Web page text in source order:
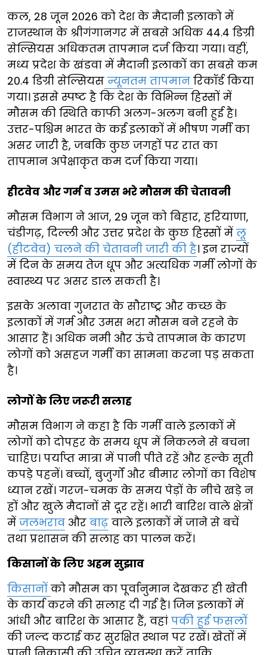
कल, 28 जून 2026 को देश के मैदानी इलाको में
राजस्थान के श्रीगंगानगर में सबसे अधिक 44.4 डिग्री
सेल्सियस अधिकतम तापमान दर्ज किया गया। वहीं,
मध्य प्रदेश के खंडवा में मैदानी इलाकों का सबसे कम
20.4 डिग्री सेल्सियस न्यूनतम तापमान रिकॉर्ड किया
गया। इससे स्पष्ट है कि देश के विभिन्न हिस्सों में
मौसम की स्थिति काफी अलग-अलग बनी हुई है।
उत्तर-पश्चिम भारत के कई इलाकों में भीषण गर्मी का
असर जारी है, जबकि कुछ जगहों पर रात का
तापमान अपेक्षाकृत कम दर्ज किया गया।
हीटवेव और गर्म व उमस भरे मौसम की चेतावनी
मौसम विभाग ने आज, 29 जून को बिहार, हरियाणा,
चंडीगढ़, दिल्ली और उत्तर प्रदेश के कुछ हिस्सों में लू
(हीटवेव) चलने की चेतावनी जारी की है। इन राज्यों
में दिन के समय तेज धूप और अत्यधिक गर्मी लोगों के
स्वास्थ्य पर असर डाल सकती है।
इसके अलावा गुजरात के सौराष्ट्र और कच्छ के
इलाकों में गर्म और उमस भरा मौसम बने रहने के
आसार हैं। अधिक नमी और ऊंचे तापमान के कारण
लोगों को असहज गर्मी का सामना करना पड़ सकता
है।
लोगों के लिए जरूरी सलाह
मौसम विभाग ने कहा है कि गर्मी वाले इलाकों में
लोगों को दोपहर के समय धूप में निकलने से बचना
चाहिए। पर्याप्त मात्रा में पानी पीते रहें और हल्के सूती
कपड़े पहनें। बच्चों, बुजुर्गों और बीमार लोगों का विशेष
ध्यान रखें। गरज-चमक के समय पेड़ों के नीचे खड़े न
हों और खुले मैदानों से दूर रहें। भारी बारिश वाले क्षेत्रों
में जलभराव और बाढ़ वाले इलाकों में जाने से बचें
तथा प्रशासन की सलाह का पालन करें।
किसानों के लिए अहम सुझाव
किसानों को मौसम का पूर्वानुमान देखकर ही खेती
के कार्य करने की सलाह दी गई है। जिन इलाकों में
आंधी और बारिश के आसार हैं, वहां पकी हुई फसलों
की जल्द कटाई कर सुरक्षित स्थान पर रखें। खेतों में